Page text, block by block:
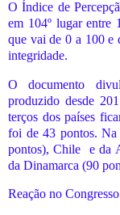
O Índice de
em 104º lugar entre
que vai de 0 a 100 e
integridade.
O documento
produzido desde
terços dos países
foi de 43 pontos.
pontos), Chile
e da
da Dinamarca (90
Reação no Congresso